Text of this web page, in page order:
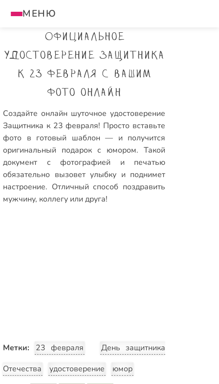
МЕНЮ
Официальное
удостоверение Защитника
к 23 февраля с вашим
фото онлайн
Создайте онлайн шуточное удостоверение
Защитника к 23 февраля! Просто вставьте
фото в готовый шаблон — и получится
оригинальный подарок с юмором. Такой
документ с фотографией и печатью
обязательно вызовет улыбку и поднимет
настроение. Отличный способ поздравить
мужчину, коллегу или друга!
Метки: 23 февраля
День защитника
Отечества
удостоверение
юмор